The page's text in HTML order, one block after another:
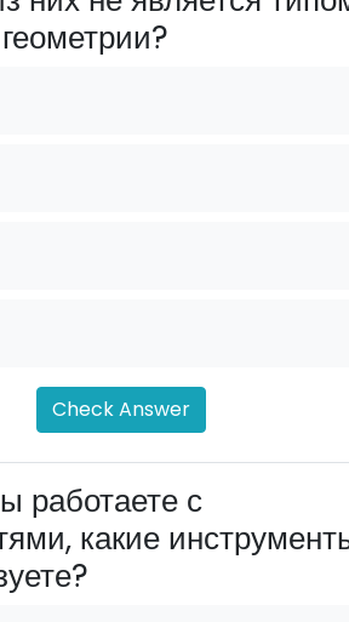
Check Answer
работаете с
какие